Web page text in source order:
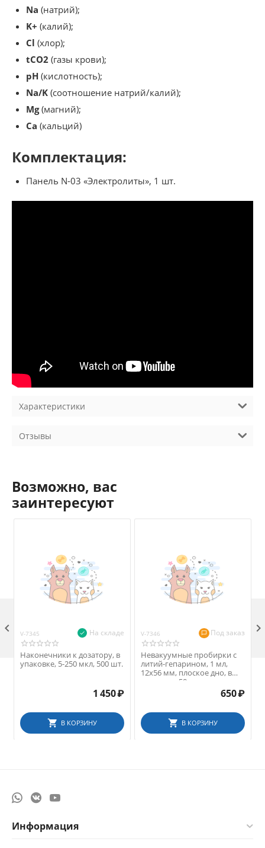
Na (натрий);
K+ (калий);
Cl (хлор);
tCO2 (газы крови);
pH (кислотность);
Na/K (соотношение натрий/калий);
Mg(магний);
Ca (кальций)
Комплектация:
Панель N-03 «Электролиты», 1 шт.
Характеристики
Отзывы
Возможно, вас
заинтересуют
V-7345 На складе
Наконечники к дозатору, в
упаковке, 5-250 мкл, 500 шт.
1 450₽
В КОРЗИНУ
V-7346 Под заказ
Невакуумные пробирки с
литий-гепарином, 1 мл,
12х56 мм, плоское дно, в
упаковке, 50 шт.
650₽
В КОРЗИНУ
 
Информация